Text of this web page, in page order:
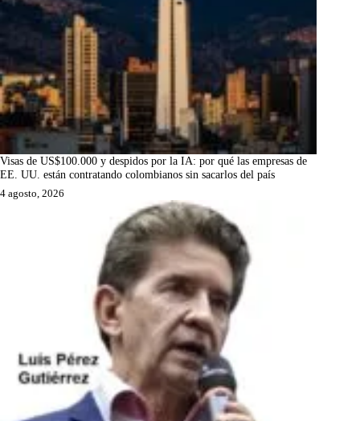
Visas de US$100.000 y despidos por la IA: por qué las empresas de
EE. UU. están contratando colombianos sin sacarlos del país
4 agosto, 2026